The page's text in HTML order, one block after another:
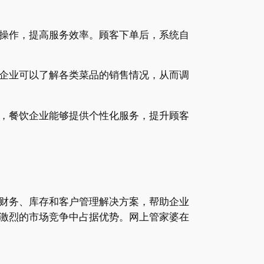
作，提高服务效率。顾客下单后，系统自
业可以了解各类菜品的销售情况，从而调
餐饮企业能够提供个性化服务，提升顾客
务、库存和客户管理解决方案，帮助企业
烈的市场竞争中占据优势。网上管家婆在